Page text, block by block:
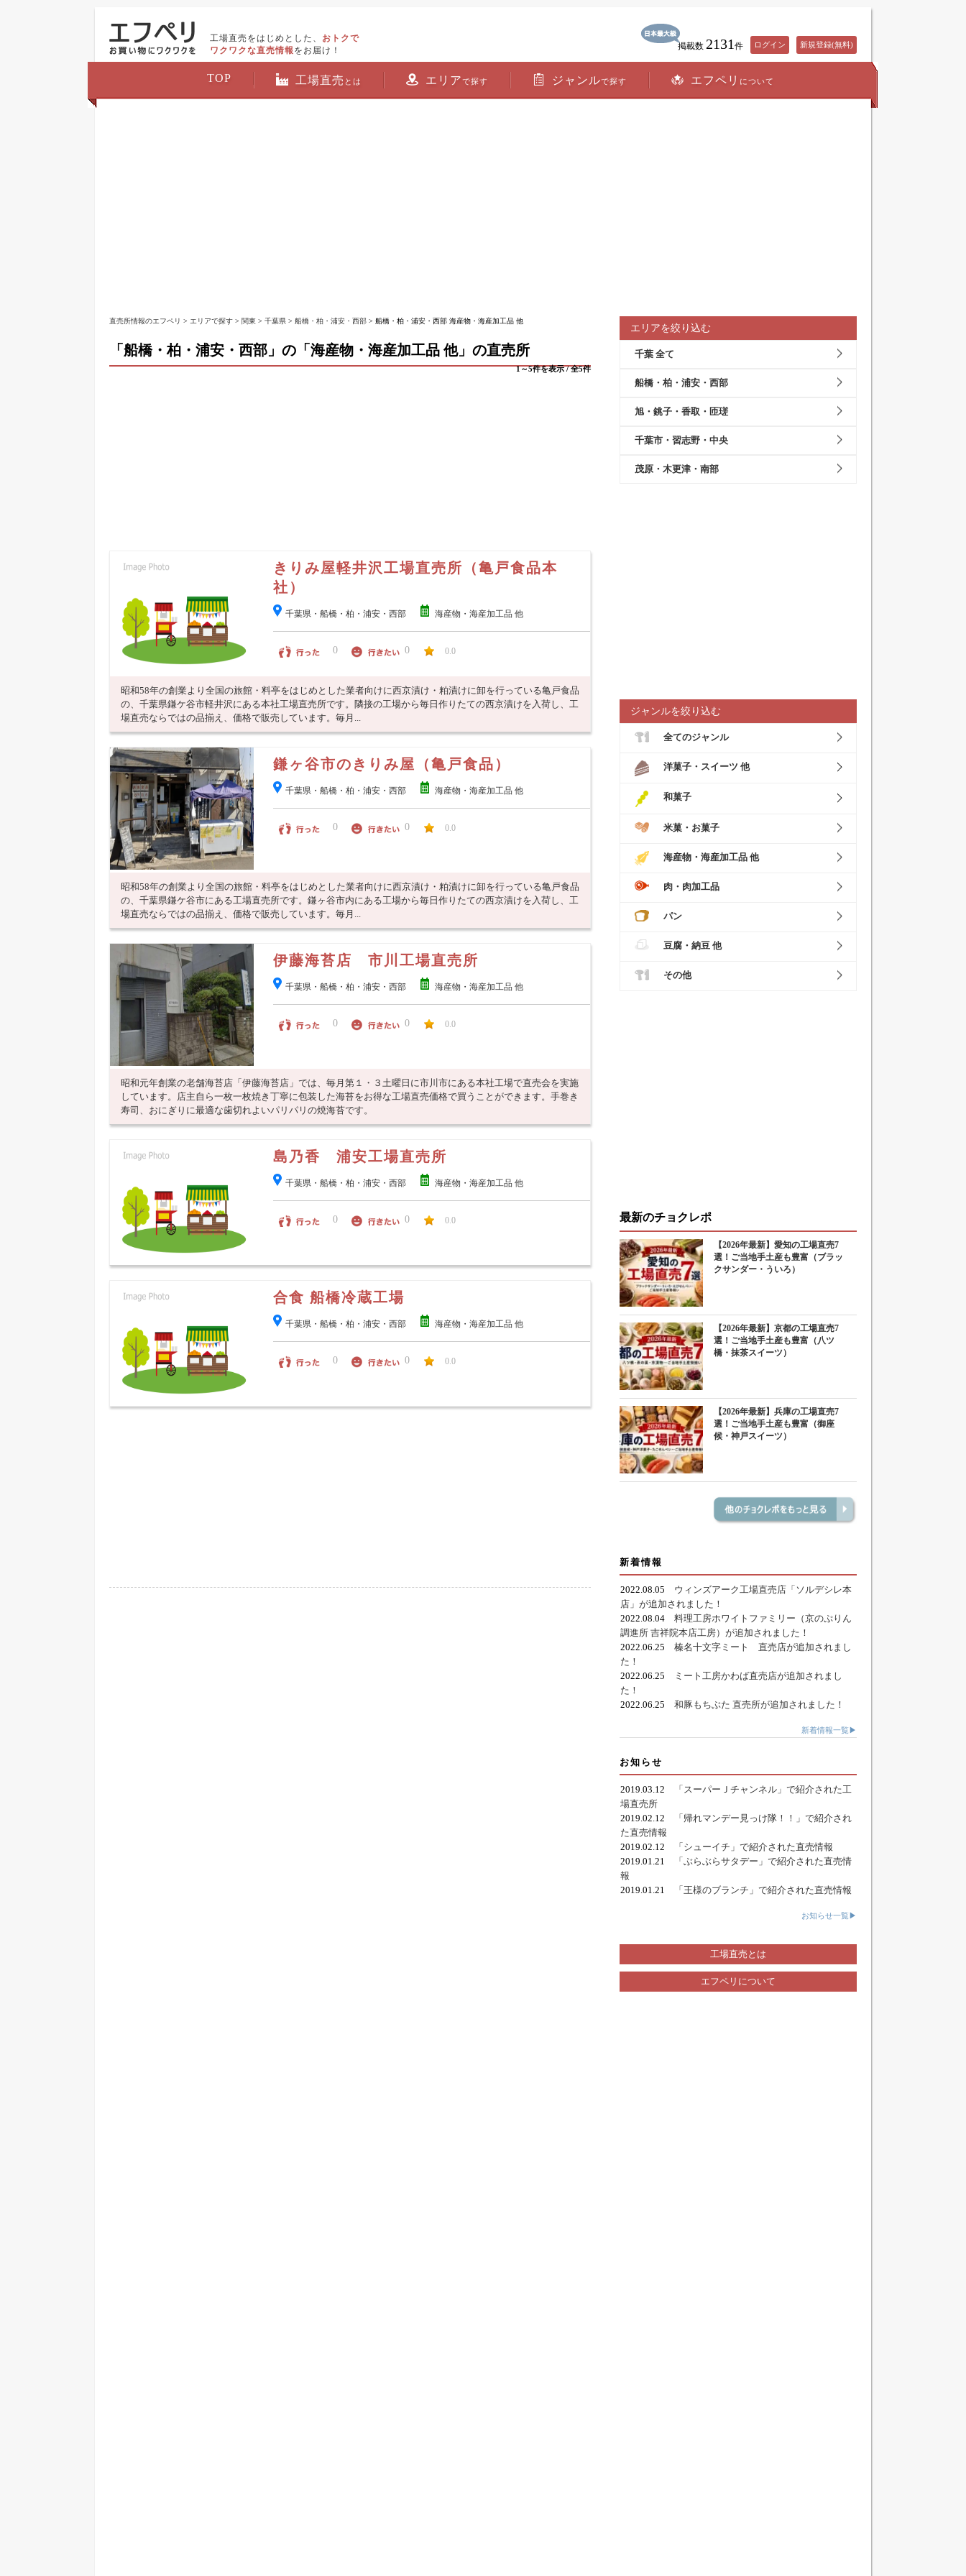
工場直売をはじめとした、 おトクで
ワクワクな直売情報 をお届け！ 掲載数 2131 件 ログイン 新規登録(無料)
TOP 工場直売 とは エリアで探す ジャンルで探す エフペリ について
直売所情報のエフペリ > エリアで探す > 関東 > 千葉県 > 船橋・柏・浦安・西部 > 船橋・柏・浦安・西部 海産物・海産加工品 他
「船橋・柏・浦安・西部」の「海産物・海産加工品 他」の直売所
1～5件を表示 / 全5件
きりみ屋軽井沢工場直売所（亀戸食品本
社）
千葉県・船橋・柏・浦安・西部 海産物・海産加工品 他
0 0 0.0
昭和58年の創業より全国の旅館・料亭をはじめとした業者向けに西京漬け・粕漬けに卸を行っている亀戸食品
の、千葉県鎌ケ谷市軽井沢にある本社工場直売所です。隣接の工場から毎日作りたての西京漬けを入荷し、工
場直売ならではの品揃え、価格で販売しています。毎月...
鎌ヶ谷市のきりみ屋（亀戸食品）
千葉県・船橋・柏・浦安・西部 海産物・海産加工品 他
0 0 0.0
昭和58年の創業より全国の旅館・料亭をはじめとした業者向けに西京漬け・粕漬けに卸を行っている亀戸食品
の、千葉県鎌ケ谷市にある工場直売所です。鎌ヶ谷市内にある工場から毎日作りたての西京漬けを入荷し、工
場直売ならではの品揃え、価格で販売しています。毎月...
伊藤海苔店 市川工場直売所
千葉県・船橋・柏・浦安・西部 海産物・海産加工品 他
0 0 0.0
昭和元年創業の老舗海苔店「伊藤海苔店」では、毎月第１・３土曜日に市川市にある本社工場で直売会を実施
しています。店主自ら一枚一枚焼き丁寧に包装した海苔をお得な工場直売価格で買うことができます。手巻き
寿司、おにぎりに最適な歯切れよいパリパリの焼海苔です。
島乃香 浦安工場直売所
千葉県・船橋・柏・浦安・西部 海産物・海産加工品 他
0 0 0.0
合食 船橋冷蔵工場
千葉県・船橋・柏・浦安・西部 海産物・海産加工品 他
0 0 0.0
エリアを絞り込む
千葉 全て
船橋・柏・浦安・西部
旭・銚子・香取・匝瑳
千葉市・習志野・中央
茂原・木更津・南部
ジャンルを絞り込む
全てのジャンル
洋菓子・スイーツ 他
和菓子
米菓・お菓子
海産物・海産加工品 他
肉・肉加工品
パン
豆腐・納豆 他
その他
最新のチョクレポ
【2026年最新】愛知の工場直売7
選！ご当地手土産も豊富（ブラッ
クサンダー・ういろ）
【2026年最新】京都の工場直売7
選！ご当地手土産も豊富（八ツ
橋・抹茶スイーツ）
【2026年最新】兵庫の工場直売7
選！ご当地手土産も豊富（御座
候・神戸スイーツ）
新着情報
2022.08.05 ウィンズアーク工場直売店「ソルデシレ本
店」が追加されました！
2022.08.04 料理工房ホワイトファミリー（京のぷりん
調進所 吉祥院本店工房）が追加されました！
2022.06.25 榛名十文字ミート 直売店が追加されまし
た！
2022.06.25
ミート工房かわば直売店が追加されまし
た！
2022.06.25 和豚もちぶた 直売所が追加されました！
新着情報一覧▶
お知らせ
2019.03.12
「スーパーＪチャンネル」で紹介された工
場直売所
2019.02.12
「帰れマンデー見っけ隊！！」で紹介され
た直売情報
2019.02.12
「シューイチ」で紹介された直売情報
2019.01.21
「ぶらぶらサタデー」で紹介された直売情
報
2019.01.21
「王様のブランチ」で紹介された直売情報
お知らせ一覧▶
工場直売とは
エフペリについて